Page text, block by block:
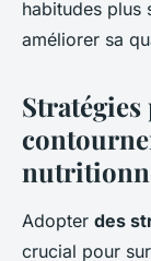
habitudes plus
améliorer sa
Adopter des
crucial pour